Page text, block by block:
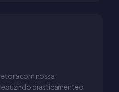
com nossa
drasticamente o